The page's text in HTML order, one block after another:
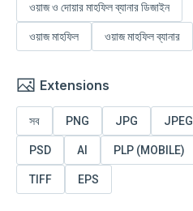
ওয়াজ ও দোয়ার মাহফিল ব্যানার ডিজাইন
ওয়াজ মাহফিল ওয়াজ মাহফিল ব্যানার
Extensions
সব PNG JPG JPEG
PSD AI PLP (MOBILE)
TIFF EPS